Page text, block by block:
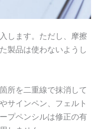
します。ただし、摩擦
製品は使わないようし
所を二重線で抹消して
サインペン、フェルト
プペンシルは修正の有